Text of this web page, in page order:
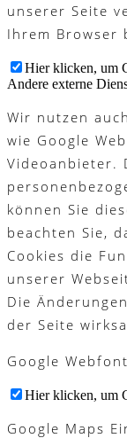
unserer Seite
Ihrem Browser
Hier klicken, um
Andere externe
Wir nutzen
wie Google
Videoanbieter.
können Sie
beachten Sie,
Cookies die
unserer
Die
der Seite
Google
Hier klicken, um
Google Maps